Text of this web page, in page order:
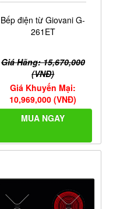
Bếp điện từ Giovani G-
261ET
Giá Hãng: 15,670,000
(VNĐ)
Giá Khuyến Mại:
10,969,000 (VNĐ)
MUA NGAY